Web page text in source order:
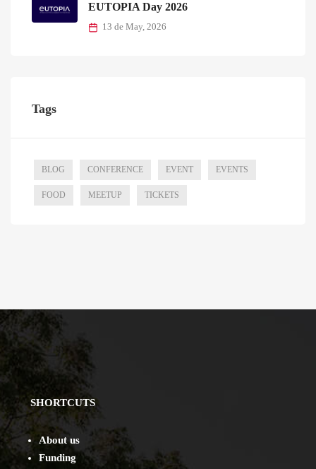
EUTOPIA Day 2026
13 de May, 2026
Tags
BLOG CONFERENCE EVENT EVENTS
FOOD MEETUP TICKETS
SHORTCUTS
About us
Funding